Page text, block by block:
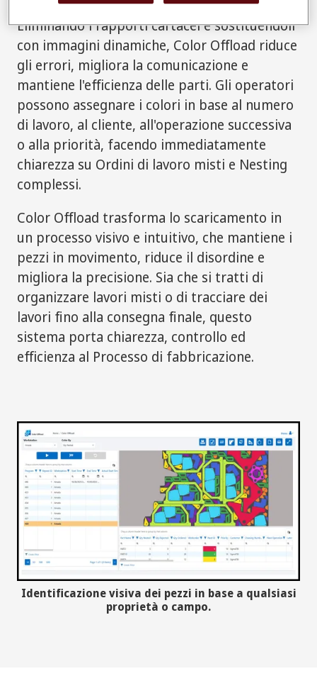
Eliminando i rapporti cartacei e sostituendoli
con immagini dinamiche, Color Offload riduce
gli errori, migliora la comunicazione e
mantiene l'efficienza delle parti. Gli operatori
possono assegnare i colori in base al numero
di lavoro, al cliente, all'operazione successiva
o alla priorità, facendo immediatamente
chiarezza su Ordini di lavoro misti e Nesting
complessi.
Color Offload trasforma lo scaricamento in
un processo visivo e intuitivo, che mantiene i
pezzi in movimento, riduce il disordine e
migliora la precisione. Sia che si tratti di
organizzare lavori misti o di tracciare dei
lavori fino alla consegna finale, questo
sistema porta chiarezza, controllo ed
efficienza al Processo di fabbricazione.
Identificazione visiva dei pezzi in base a qualsiasi
proprietà o campo.